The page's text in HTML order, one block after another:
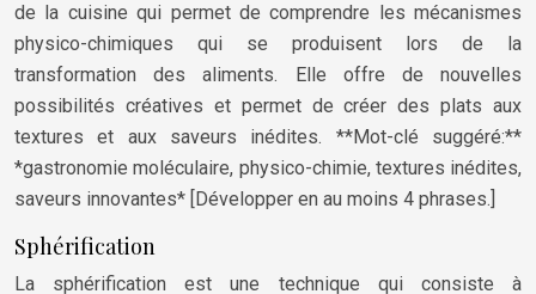
de la cuisine qui permet de comprendre les mécanismes
physico-chimiques qui se produisent lors de la
transformation des aliments. Elle offre de nouvelles
possibilités créatives et permet de créer des plats aux
textures et aux saveurs inédites. **Mot-clé suggéré:**
*gastronomie moléculaire, physico-chimie, textures inédites,
saveurs innovantes* [Développer en au moins 4 phrases.]
Sphérification
La sphérification est une technique qui consiste à